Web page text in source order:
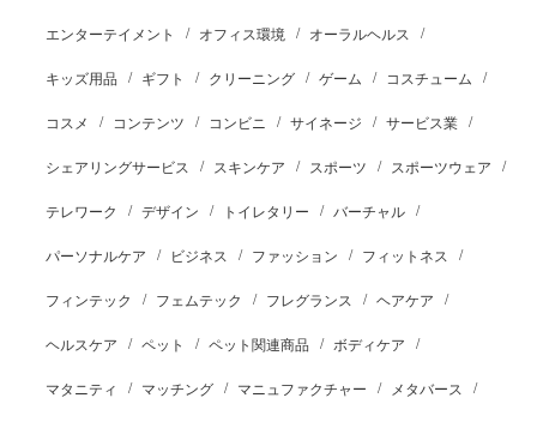
エンターテイメント オフィス環境 オーラルヘルス
キッズ用品 ギフト クリーニング ゲーム コスチューム
コスメ コンテンツ コンビニ サイネージ サービス業
シェアリングサービス スキンケア スポーツ スポーツウェア
テレワーク デザイン トイレタリー バーチャル
パーソナルケア ビジネス ファッション フィットネス
フィンテック フェムテック フレグランス ヘアケア
ヘルスケア ペット ペット関連商品 ボディケア
マタニティ マッチング マニュファクチャー メタバース